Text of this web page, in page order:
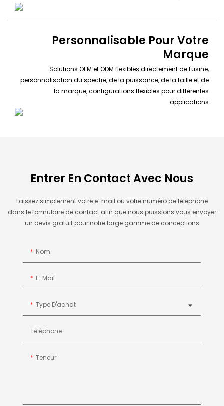
Personnalisable Pour Votre
Marque
Solutions OEM et ODM flexibles directement de l'usine,
personnalisation du spectre, de la puissance, de la taille et de
la marque, configurations flexibles pour différentes
applications
Entrer En Contact Avec Nous
Laissez simplement votre e-mail ou votre numéro de téléphone
dans le formulaire de contact afin que nous puissions vous envoyer
un devis gratuit pour notre large gamme de conceptions
Nom
E-Mail
Type D'achat
Téléphone
Teneur